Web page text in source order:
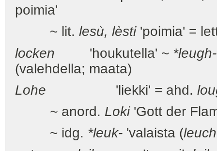
poimia'
~ lit. lesù, lèsti 'poimia' =
locken 'houkutella' ~ *leugh-
(valehdella; maata)
Lohe 'liekki' = ahd.
~ anord. Loki'Gott der
~ idg. *leuk- 'valaista (